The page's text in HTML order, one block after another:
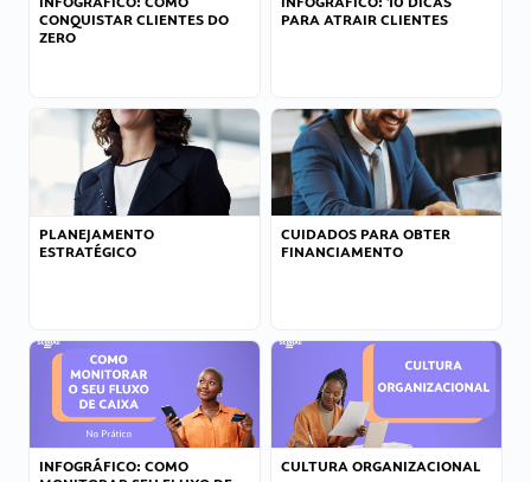
CONQUISTAR CLIENTES DO
ZERO
PARA ATRAIR CLIENTES
PLANEJAMENTO
ESTRATÉGICO
CUIDADOS PARA OBTER
FINANCIAMENTO
INFOGRÁFICO: COMO
CULTURA ORGANIZACIONAL